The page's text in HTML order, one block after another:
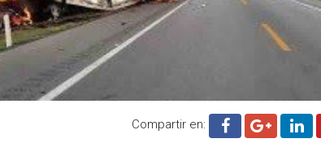
Compartir en: